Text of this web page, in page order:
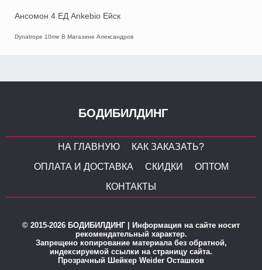
Ансомон 4 ЕД Ankebio Ейск
Dynatrope 10me В Магазине Александров
БОДИБИЛДИНГ
НА ГЛАВНУЮ
КАК ЗАКАЗАТЬ?
ОПЛАТА И ДОСТАВКА
СКИДКИ
ОПТОМ
КОНТАКТЫ
© 2015-2026 БОДИБИЛДИНГ | Информация на сайте носит
рекомендательный характер.
Запрещено копирование материала без обратной,
индексируемой ссылки на страницу сайта.
Прозрачный Шейкер Weider Осташков